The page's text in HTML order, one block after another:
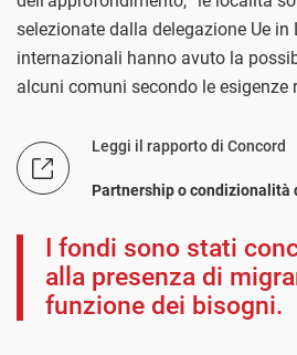
selezionate dalla delegazione Ue in
internazionali hanno avuto la
alcuni comuni secondo le esigenze
Leggi il rapporto di Concord
Partnership o condizionalità
I fondi sono stati
alla presenza di
funzione dei bisogni.